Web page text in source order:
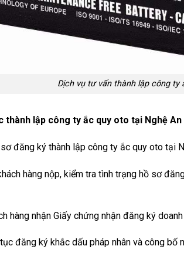
Dịch vụ tư vấn thành lập công ty
thành lập công ty ắc quy oto tại Nghệ An
đăng ký thành lập công ty ắc quy oto tại
hàng nộp, kiểm tra tình trạng hồ sơ
hàng nhận Giấy chứng nhận đăng ký
đăng ký khắc dấu pháp nhân và công